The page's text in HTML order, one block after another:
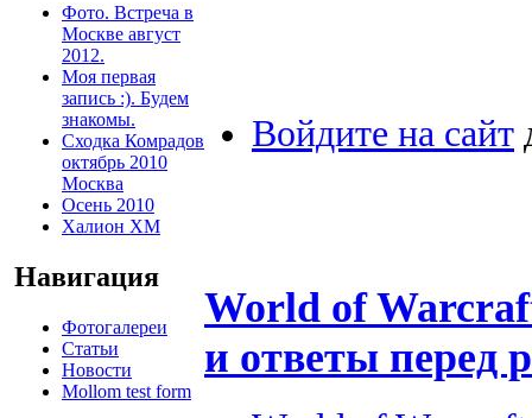
Фото. Встреча в
Москве август
2012.
Моя первая
запись :). Будем
знакомы.
Сходка Комрадов
октябрь 2010
Москва
Осень 2010
Халион ХМ
Навигация
Фотогалереи
Статьи
Новости
Mollom test form
Войдите на сайт
World of
и ответы перед